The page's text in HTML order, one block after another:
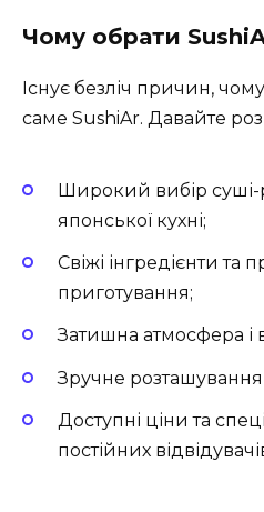
Чому обрати
Існує безліч причин,
саме SushiAr. Давайте
Широкий вибір суші-
японської кухні;
Свіжі інгредієнти та
приготування;
Затишна атмосфера і
Зручне розташування
Доступні ціни та
постійних